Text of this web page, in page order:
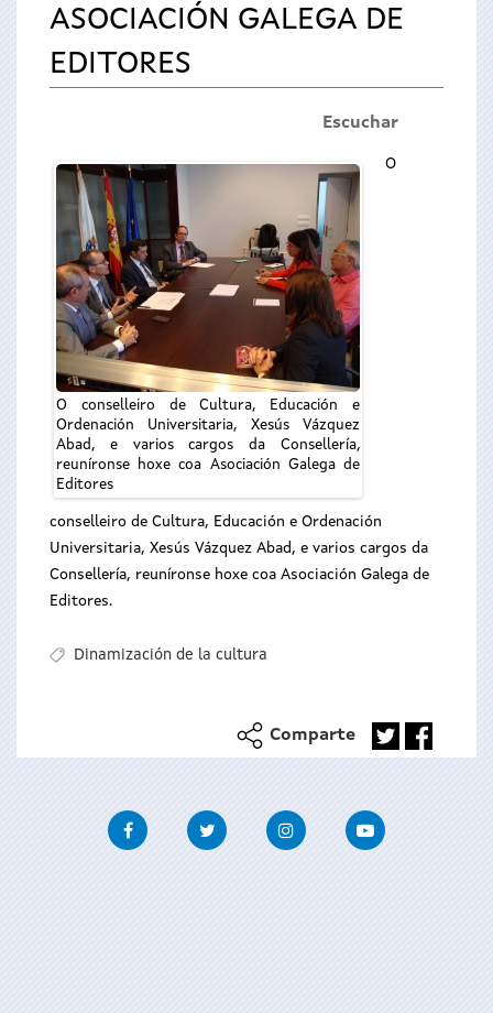
ASOCIACIÓN GALEGA DE
EDITORES
Escuchar
O conselleiro de Cultura, Educación e
Ordenación Universitaria, Xesús Vázquez
Abad, e varios cargos da Consellería,
reuníronse hoxe coa Asociación Galega de
Editores
O
conselleiro de Cultura, Educación e Ordenación
Universitaria, Xesús Vázquez Abad, e varios cargos da
Consellería, reuníronse hoxe coa Asociación Galega de
Editores.
Dinamización de la cultura
Comparte
FacebookTwitter InstagramYoutube